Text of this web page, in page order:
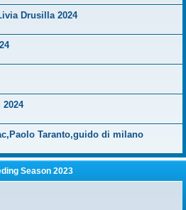
Drusilla 2024
Taranto,guido di milano
Season 2023